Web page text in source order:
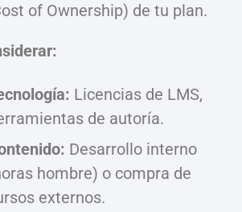
of Ownership) de tu plan.
Licencias de LMS,
de autoría.
Desarrollo interno
hombre) o compra de
externos.